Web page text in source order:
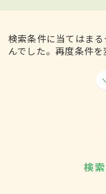
検索条件に当てはま
んでした。再度条件を
検